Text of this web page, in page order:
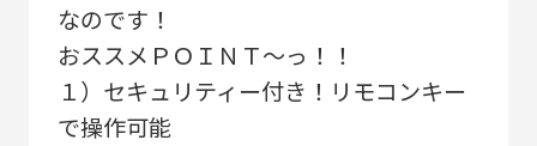
なのです！
おススメＰＯＩＮＴ～っ！！
１）セキュリティー付き！リモコンキー
で操作可能